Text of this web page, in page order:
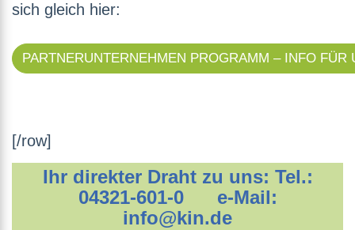
sich gleich hier:
PARTNERUNTERNEHMEN PROGRAMM – INFO FÜR
[/row]
Ihr direkter Draht zu uns: Tel.:
04321-601-0 e-Mail:
info@kin.de